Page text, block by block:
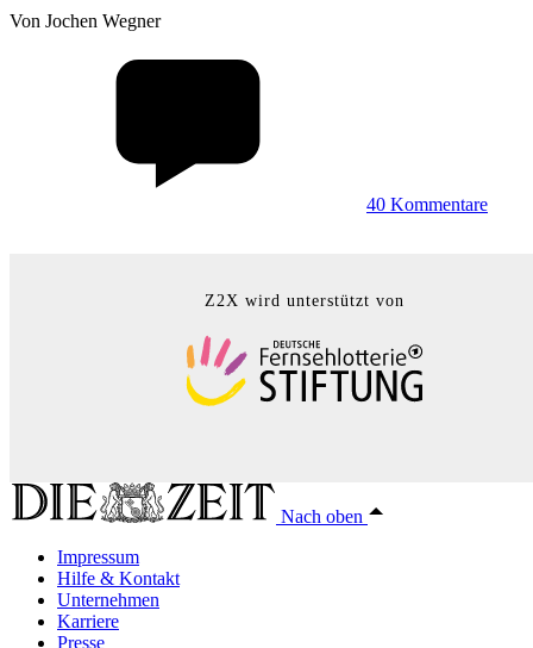
Von Jochen Wegner
40 Kommentare
Z2X wird unterstützt von
Nach oben
Impressum
Hilfe & Kontakt
Unternehmen
Karriere
Presse